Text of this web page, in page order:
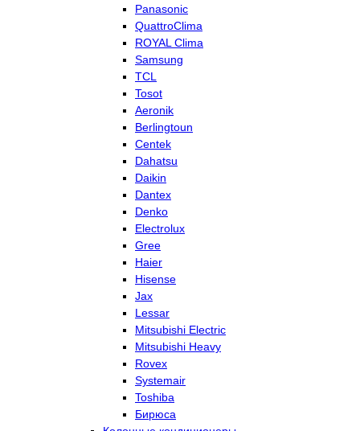
Panasonic
QuattroClima
ROYAL Clima
Samsung
TCL
Tosot
Aeronik
Berlingtoun
Centek
Dahatsu
Daikin
Dantex
Denko
Electrolux
Gree
Haier
Hisense
Jax
Lessar
Mitsubishi Electric
Mitsubishi Heavy
Rovex
Systemair
Toshiba
Бирюса